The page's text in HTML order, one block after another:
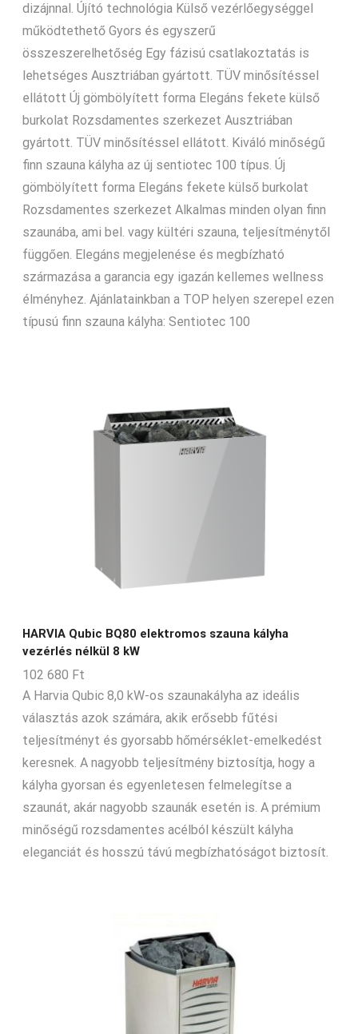
dizájnnal. Újító technológia Külső vezérlőegységgel
működtethető Gyors és egyszerű
összeszerelhetőség Egy fázisú csatlakoztatás is
lehetséges Ausztriában gyártott. TÜV minősítéssel
ellátott Új gömbölyített forma Elegáns fekete külső
burkolat Rozsdamentes szerkezet Ausztriában
gyártott. TÜV minősítéssel ellátott. Kiváló minőségű
finn szauna kályha az új sentiotec 100 típus. Új
gömbölyített forma Elegáns fekete külső burkolat
Rozsdamentes szerkezet Alkalmas minden olyan finn
szaunába, ami bel. vagy kültéri szauna, teljesítménytől
függően. Elegáns megjelenése és megbízható
származása a garancia egy igazán kellemes wellness
élményhez. Ajánlatainkban a TOP helyen szerepel ezen
típusú finn szauna kályha: Sentiotec 100
HARVIA Qubic BQ80 elektromos szauna kályha
vezérlés nélkül 8 kW
102 680 Ft
A Harvia Qubic 8,0 kW-os szaunakályha az ideális
választás azok számára, akik erősebb fűtési
teljesítményt és gyorsabb hőmérséklet-emelkedést
keresnek. A nagyobb teljesítmény biztosítja, hogy a
kályha gyorsan és egyenletesen felmelegítse a
szaunát, akár nagyobb szaunák esetén is. A prémium
minőségű rozsdamentes acélból készült kályha
eleganciát és hosszú távú megbízhatóságot biztosít.